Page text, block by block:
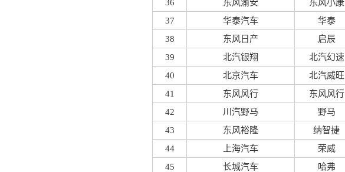
36
东风渝安 东风小康
37
华泰汽车 华泰
38
东风日产 启辰
39
北汽银翔 北汽幻速
40
北京汽车 北汽威旺
41
东风风行 东风风行
42
川汽野马 野马
43
东风裕隆 纳智捷
44
上海汽车 荣威
45
长城汽车 哈弗